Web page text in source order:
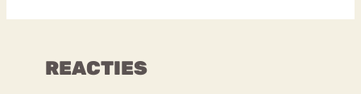
REACTIES